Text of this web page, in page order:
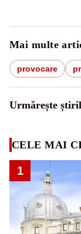
Mai multe
provocare
Urmărește
CELE MAI
1